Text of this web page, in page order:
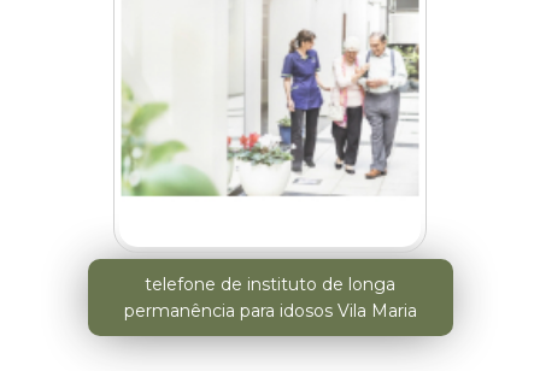
telefone de instituto de longa
permanência para idosos Vila Maria